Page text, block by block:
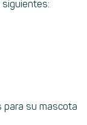
para su mascota